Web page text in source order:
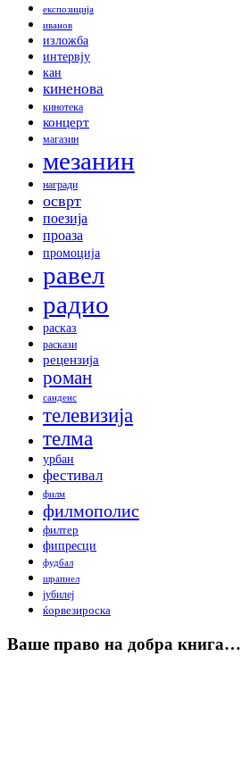
експозиција
иванов
изложба
интервју
кан
киненова
кинотека
концерт
магазин
мезанин
награди
осврт
поезија
проаза
промоција
равел
радио
расказ
раскази
рецензија
роман
санденс
телевизија
телма
урбан
фестивал
филм
филмополис
филтер
фипресци
фудбал
шрапнел
јубилеј
ќорвезироска
Ваше право на добра книга…